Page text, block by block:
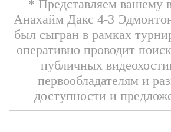
Джейк,
ПЕРВЫЙ
* Представляем вашему
Анахайм Дакс 4-3
был сыгран в рамках
оперативно проводит
публичных
первообладателям и
доступности и